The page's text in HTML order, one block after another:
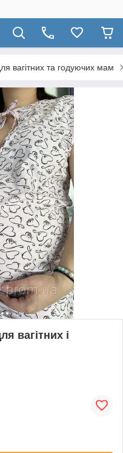
вагітних та годуючих мам
вагітних і